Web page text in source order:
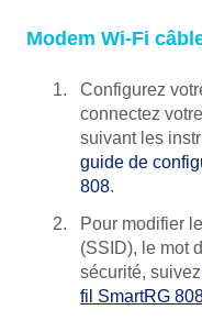
Modem Wi-Fi
Configurez
connectez
suivant les
guide de
808.
Pour modifier
(SSID), le mot
sécurité, suivez
fil SmartRG